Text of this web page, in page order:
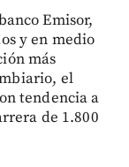
Emisor,
y en medio
más
el
tendencia a
de 1.800